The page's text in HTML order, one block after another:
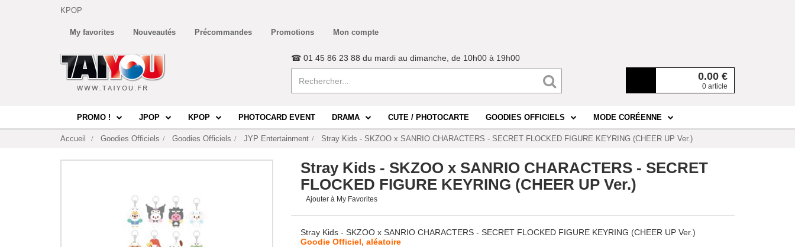
KPOP
My favorites Nouveautés Précommandes Promotions Mon compte
0.00 €
0 article
☎ 01 45 86 23 88 du mardi au dimanche, de 10h00 à 19h00
PROMO ! JPOP KPOP PHOTOCARD EVENT DRAMA CUTE / PHOTOCARTE GOODIES OFFICIELS MODE CORÉENNE
Accueil Goodies Officiels Goodies Officiels JYP Entertainment Stray Kids - SKZOO x SANRIO CHARACTERS - SECRET FLOCKED FIGURE KEYRING (CHEER UP Ver.)
Stray Kids - SKZOO x SANRIO CHARACTERS - SECRET
FLOCKED FIGURE KEYRING (CHEER UP Ver.)
Ajouter à My Favorites
Stray Kids - SKZOO x SANRIO CHARACTERS - SECRET FLOCKED FIGURE KEYRING (CHEER UP Ver.)
Goodie Officiel, aléatoire